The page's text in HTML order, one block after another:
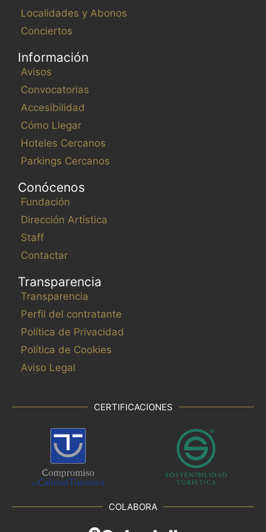
Localidades y Abonos
Conciertos
Información
Avisos
Convocatorias
Accesibilidad
Cómo Llegar
Hoteles Cercanos
Parkings Cercanos
Conócenos
Fundación
Dirección Artística
Staff
Contactar
Transparencia
Transparencia
Perfil del contratante
Política de Privacidad
Política de Cookies
Aviso Legal
CERTIFICACIONES
COLABORA